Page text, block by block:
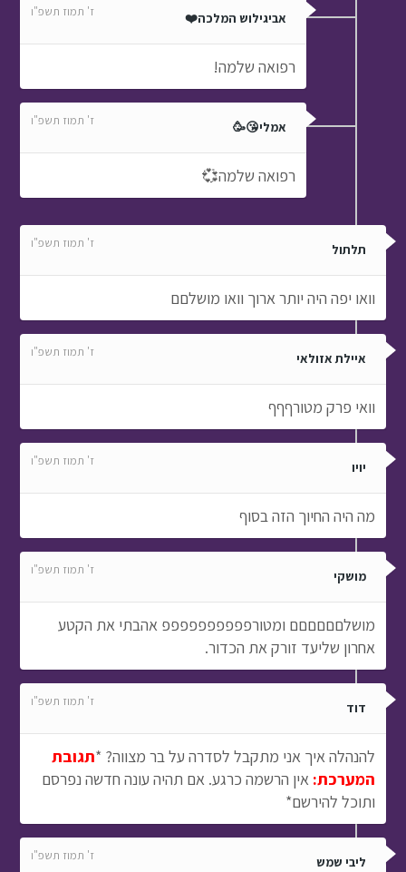
אביגילוש המלכה❤️ ז' תמוז תשפ"ו
רפואה שלמה!
אמלי😘🥳 ז' תמוז תשפ"ו
רפואה שלמה💞
תלתול ז' תמוז תשפ"ו
וואו יפה היה יותר ארוך וואו מושלםם
איילת אזולאי ז' תמוז תשפ"ו
וואי פרק מטורףףף
יויו ז' תמוז תשפ"ו
מה היה החיוך הזה בסוף
מושקי ז' תמוז תשפ"ו
מושלםםםםםם ומטורפפפפפפפפפפ אהבתי את הקטע
אחרון שליעד זורק את הכדור.
דוד ז' תמוז תשפ"ו
להנהלה איך אני מתקבל לסדרה על בר מצווה? *תגובת
המערכת: אין הרשמה כרגע. אם תהיה עונה חדשה נפרסם
ותוכל להירשם*
ליבי שמש ז' תמוז תשפ"ו